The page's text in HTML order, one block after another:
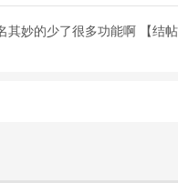
其妙的少了很多功能啊 【结